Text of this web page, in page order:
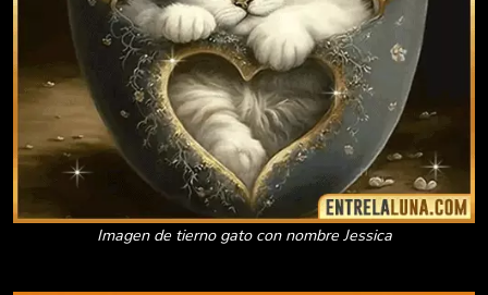
Imagen de tierno gato con nombre Jessica